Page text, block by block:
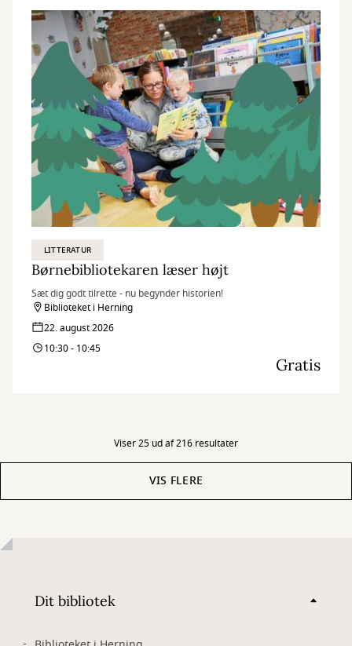
LITTERATUR
Børnebibliotekaren læser højt
Sæt dig godt tilrette - nu begynder historien!
Biblioteket i Herning
22. august 2026
10:30 - 10:45
Gratis
Viser 25 ud af 216 resultater
VIS FLERE
Dit bibliotek